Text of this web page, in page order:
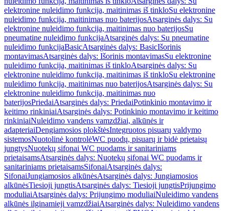
elektronine nuleidimo funkcija, maitinimas iš tinkloSu elektronine
nuleidimo funkcija, maitinimas nuo baterijosAtsarginės dalys: Su
elektronine nuleidimo funkcija, maitinimas nuo baterijosSu
pneumatine nuleidimo funkcijaAtsarginės dalys: Su pneumatine
nuleidimo funkcijaBasicAtsarginės dalys: BasicIšorinis
montavimasAtsarginės dalys: Išorinis montavimasSu elektronine
nuleidimo funkcija, maitinimas iš tinkloAtsarginės dalys: Su
elektronine nuleidimo funkcija, maitinimas iš tinkloSu elektronine
nuleidimo funkcija, maitinimas nuo baterijosAtsarginės dalys: Su
elektronine nuleidimo funkcija, maitinimas nuo
baterijosPriedaiAtsarginės dalys: PriedaiPotinkinio montavimo ir
keitimo rinkiniaiAtsarginės dalys: Potinkinio montavimo ir keitimo
rinkiniaiNuleidimo vandens vamzdžiai, alkūnės ir
adapteriaiDengiamosios plokštėsIntegruotos pisuarų valdymo
sistemosNuotolinė kontrolėWC puodų, pisuarų ir bidė prietaisų
jungtysNuotekų sifonai WC puodams ir sanitariniams
prietaisamsAtsarginės dalys: Nuotekų sifonai WC puodams ir
sanitariniams prietaisamsSifonaiAtsarginės dalys:
SifonaiJungiamosios alkūnėsAtsarginės dalys: Jungiamosios
alkūnėsTiesioji jungtisAtsarginės dalys: Tiesioji jungtisPrijungimo
moduliaiAtsarginės dalys: Prijungimo moduliaiNuleidimo vandens
alkūnės ilginamieji vamzdžiaiAtsarginės dalys: Nuleidimo vandens